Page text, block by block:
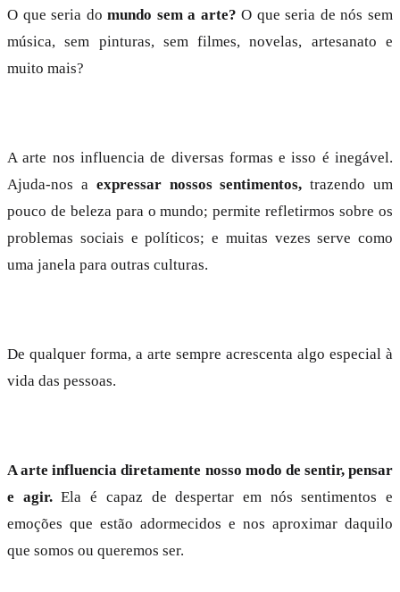
O que seria domundo sem a arte? O que seria de nós sem
música, sem pinturas, sem filmes, novelas, artesanato e
muito mais?
A arte nos influencia de diversas formas e isso é inegável.
Ajuda-nos a expressar nossos sentimentos,trazendo um
pouco de beleza para o mundo; permite refletirmos sobre os
problemas sociais e políticos; e muitas vezes serve como
uma janela para outras culturas.
De qualquer forma, a arte sempre acrescenta algo especial à
vida das pessoas.
A arte influencia diretamente nosso modo de sentir, pensar
e agir.Ela é capaz de despertar em nós sentimentos e
emoções que estão adormecidos e nos aproximar daquilo
que somos ou queremos ser.